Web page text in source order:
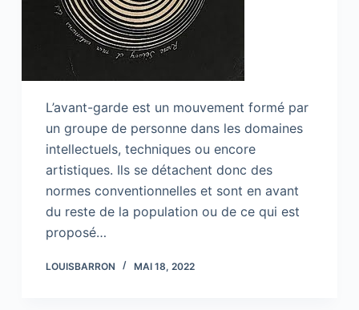
L’avant-garde est un mouvement formé par
un groupe de personne dans les domaines
intellectuels, techniques ou encore
artistiques. Ils se détachent donc des
normes conventionnelles et sont en avant
du reste de la population ou de ce qui est
proposé…
LOUISBARRON MAI 18, 2022